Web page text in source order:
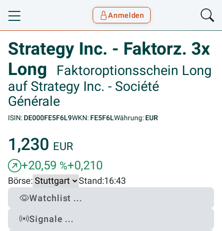
Toggle navigation
Anmelden
Strategy Inc. - Faktorz. 3x
Long
Faktoroptionsschein Long
auf Strategy Inc. - Société
Générale
ISIN: DE000FE5F6L9WKN: FE5F6LWährung: EUR
1,230 EUR
+20,59 %+0,210
Börse: Stand:16:43
Watchlist ...
Signale ...